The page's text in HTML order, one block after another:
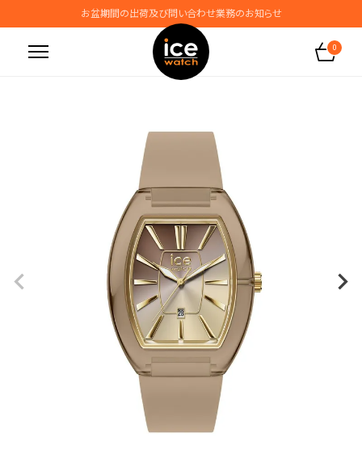
お盆期間の出荷及び問い合わせ業務のお知らせ
地震の影響によるお届けに関するお知らせ
無料ギフトラッピングサービス受付中
0